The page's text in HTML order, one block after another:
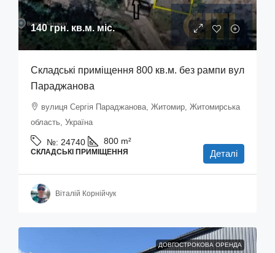
140 грн. кв.м. міс.
Складські приміщення 800 кв.м. без рампи вул
Параджанова
вулиця Сергія Параджанова, Житомир, Житомирська
область, Україна
№: 24740 800 m²
СКЛАДСЬКІ ПРИМІЩЕННЯ Деталі
Віталій Корнійчук
ДОВГОСТРОКОВА ОРЕНДА